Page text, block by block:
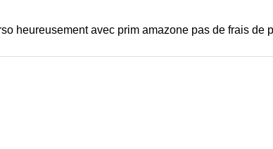
heureusement avec prim amazone pas de frais de